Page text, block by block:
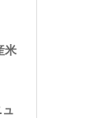
米